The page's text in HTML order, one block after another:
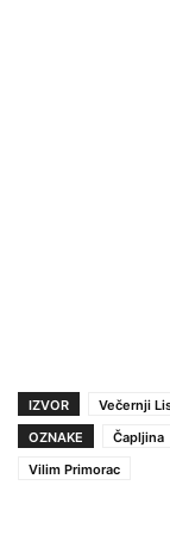
IZVOR
Večernji
OZNAKE
Čapljina
Vilim Primorac